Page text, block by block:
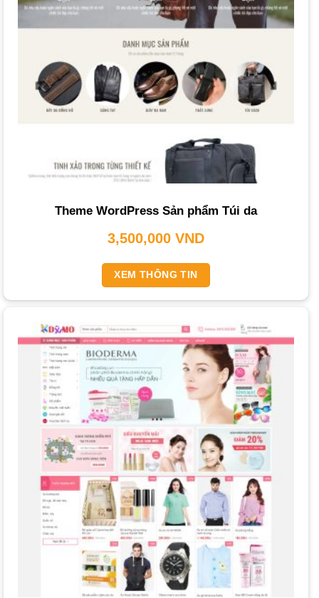
Các gói dịch vụ được xây dựng đa dạng để đáp ứng các
nhu cầu khác nhau của doanh nghiệp.
Thiết Kế Website Thời Trang Trọn Gói: Đây là giải pháp
toàn diện bao gồm tên miền,hosting, thiết kế giao diện và
nghiệp muốn có website nhanh chóng với chi phí tối ưu.
dịch vụ thiết kế website bán hàng
tốt sẽ cung cấp
gói này.
Thiết Kế Website Thời Trang Theo Yêu Cầu
: Dịch vụ tùy
thương hiệu. Lựa chọn này dành cho những doanh nghiệp
muốn xây dựng một website độc quyền, khẳng định đẳng
trung vào việc tối ưu hóa cấu trúc và nội dung website để
đạt thứ hạng cao trên các công cụ tìm kiếm, thu hút khách
hàng qua các từ khóa liên quan đến thời trang.
Thiết Kế Website Thời Trang Giá Rẻ
: Các gói dịch vụ với
chi phí thấp, thường sử dụng
template
có sẵn và tính năng
cơ bản, phù hợp cho các shop nhỏ hoặc cá nhân mới bắt
đầu kinh doanh.
Tại PhucT Digital, chúng tôi cung cấp các gói dịch vụ linh
BASIC (3,500,000 VNĐ): Giao diện có sẵn, tùy chỉnh cơ
PRO (5,000,000 VNĐ) : Giao diện có sẵn, tùy chỉnh theo
Theme WordPress Sản phẩm Túi da
3,500,000 VND
XEM THÔNG TIN